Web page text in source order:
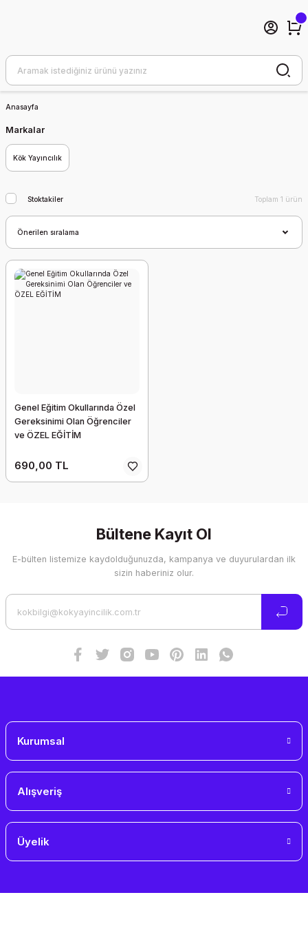
Anasayfa
Markalar
Kök Yayıncılık
Stoktakiler Toplam 1 ürün
Genel Eğitim Okullarında Özel
Gereksinimi Olan Öğrenciler
ve ÖZEL EĞİTİM
690,00 TL
Bültene Kayıt Ol
E-bülten listemize kaydolduğunuzda, kampanya ve duyurulardan ilk
sizin haberiniz olur.
Kurumsal
Alışveriş
Üyelik